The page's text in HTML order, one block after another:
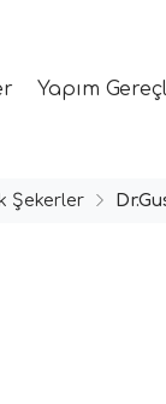
Yapım
Şekerler